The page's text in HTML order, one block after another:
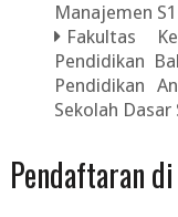
Manajemen S1
Fakultas
Pendidikan
Pendidikan
Sekolah
Pendaftaran